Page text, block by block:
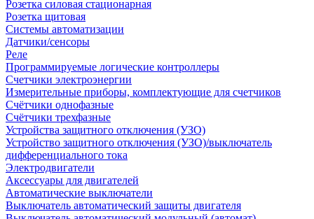
Розетка силовая стационарная
Розетка щитовая
Системы автоматизации
Датчики/сенсоры
Реле
Программируемые логические контроллеры
Счетчики электроэнергии
Измерительные приборы, комплектующие для счетчиков
Счётчики однофазные
Счётчики трехфазные
Устройства защитного отключения (УЗО)
Устройство защитного отключения (УЗО)/выключатель
дифференциального тока
Электродвигатели
Аксессуары для двигателей
Автоматические выключатели
Выключатель автоматический защиты двигателя